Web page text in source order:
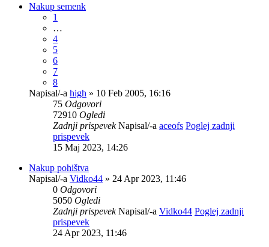
Nakup semenk
1
…
4
5
6
7
8
Napisal/-a high » 10 Feb 2005, 16:16
75 Odgovori
72910 Ogledi
Zadnji prispevekNapisal/-a aceofs Poglej zadnji
prispevek
15 Maj 2023, 14:26
Nakup pohištva
Napisal/-a Vidko44 » 24 Apr 2023, 11:46
0 Odgovori
5050 Ogledi
Zadnji prispevekNapisal/-a Vidko44 Poglej zadnji
prispevek
24 Apr 2023, 11:46